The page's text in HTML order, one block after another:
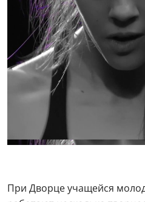
При Дворце учащейся